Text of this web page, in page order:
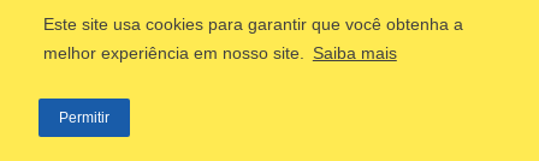
Este site usa cookies para garantir que você obtenha a
melhor experiência em nosso site. Saiba mais
Permitir
©2011 - 2026, GetNinjas LTDA. CNPJ 55.744.877/0001-89 - Rua
Dr. Fernandes Coelho, 85 - 3º andar - São Paulo/SP - Brasil